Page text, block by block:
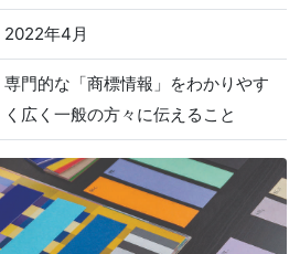
2022年4月
専門的な「商標情報」をわかりやす
く広く一般の方々に伝えること